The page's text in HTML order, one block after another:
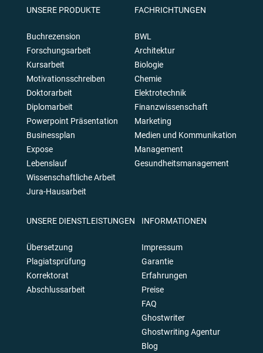
UNSERE PRODUKTE
Buchrezension
Forschungsarbeit
Kursarbeit
Motivationsschreiben
Doktorarbeit
Diplomarbeit
Powerpoint Präsentation
Businessplan
Expose
Lebenslauf
Wissenschaftliche Arbeit
Jura-Hausarbeit
FACHRICHTUNGEN
BWL
Architektur
Biologie
Chemie
Elektrotechnik
Finanzwissenschaft
Marketing
Medien und Kommunikation
Management
Gesundheitsmanagement
UNSERE DIENSTLEISTUNGEN
Übersetzung
Plagiatsprüfung
Korrektorat
Abschlussarbeit
INFORMATIONEN
Impressum
Garantie
Erfahrungen
Preise
FAQ
Ghostwriter
Ghostwriting Agentur
Blog